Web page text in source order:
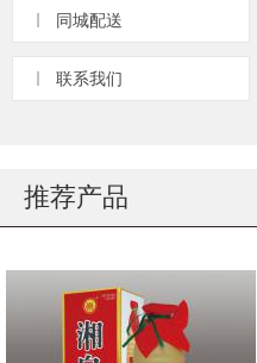
同城配送
联系我们
推荐产品